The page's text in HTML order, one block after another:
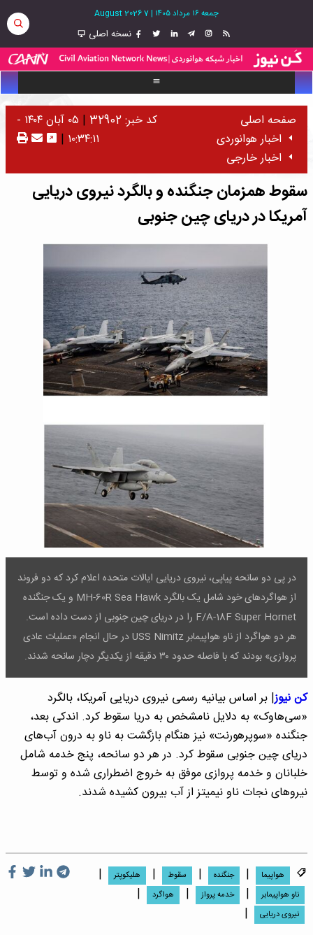
جمعه ۱۶ مرداد ۱۴۰۵ |
7 August 2026
نسخه اصلی
صفحه اصلی
اخبار هوانوردی
اخبار خارجی
کد خبر: 32902 |
۰۵ آبان ۱۴۰۴ -
۱۰:۳۴:۱۱ |
سقوط همزمان جنگنده و بالگرد نیروی دریایی
آمریکا در دریای چین جنوبی
در پی دو سانحه پیاپی، نیروی دریایی ایالات متحده اعلام کرد که دو فروند
از هواگردهای خود شامل یک بالگرد MH-60R Sea Hawk و یک جنگنده
F/A-18F Super Hornet را در دریای چین جنوبی از دست داده است.
هر دو هواگرد از ناو هواپیمابر USS Nimitz در حال انجام «عملیات عادی
پروازی» بودند که با فاصله حدود ۳۰ دقیقه از یکدیگر دچار سانحه شدند.
کن نیوز| بر اساس بیانیه رسمی نیروی دریایی آمریکا، بالگرد
«سی‌هاوک» به دلایل نامشخص به دریا سقوط کرد. اندکی بعد،
جنگنده «سوپرهورنت» نیز هنگام بازگشت به ناو به درون آب‌های
دریای چین جنوبی سقوط کرد. در هر دو سانحه، پنج خدمه شامل
خلبانان و خدمه پروازی موفق به خروج اضطراری شده و توسط
نیروهای نجات ناو نیمیتز از آب بیرون کشیده شدند.
هواپیما | جنگنده | سقوط | هلیکوپتر |
ناو هواپیمابر | خدمه پرواز | هواگرد |
نیروی دریایی
|